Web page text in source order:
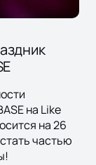
на Like
на 26
частью